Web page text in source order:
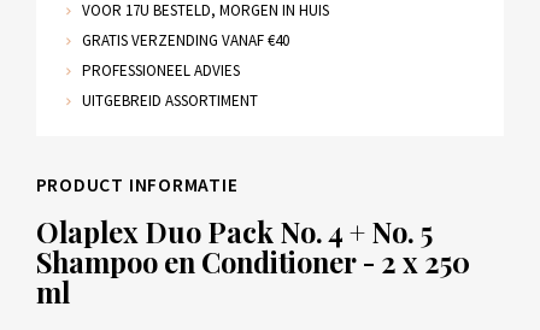
VOOR 17U BESTELD, MORGEN IN HUIS
GRATIS VERZENDING VANAF €40
PROFESSIONEEL ADVIES
UITGEBREID ASSORTIMENT
PRODUCT INFORMATIE
Olaplex Duo Pack No. 4 + No. 5
Shampoo en Conditioner - 2 x 250
ml